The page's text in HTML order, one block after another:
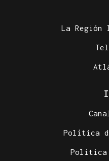
La Región
Política
Política